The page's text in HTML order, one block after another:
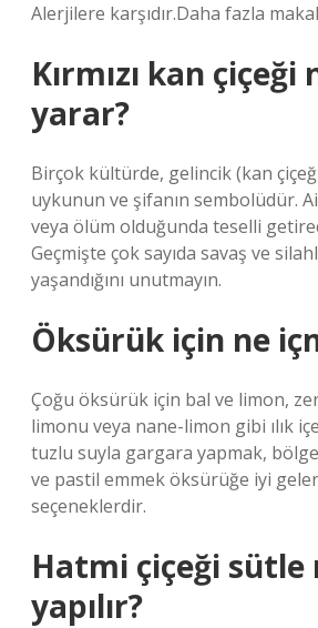
Alerjilere karşıdır.Daha fazla
Kırmızı kan çiçeği
yarar?
Birçok kültürde, gelincik (kan
uykunun ve şifanın sembolüdür.
veya ölüm olduğunda teselli
Geçmişte çok sayıda savaş ve
yaşandığını unutmayın.
Öksürük için ne
Çoğu öksürük için bal ve limon,
limonu veya nane-limon gibi ılık
tuzlu suyla gargara yapmak,
ve pastil emmek öksürüğe iyi
seçeneklerdir.
Hatmi çiçeği sütle
yapılır?